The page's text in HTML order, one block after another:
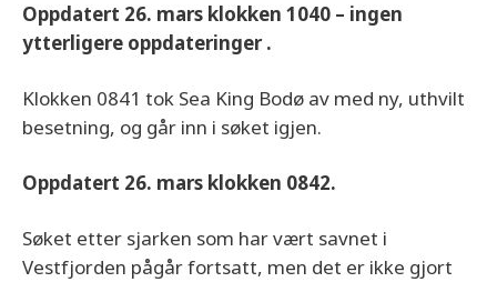
Oppdatert 26. mars klokken 1040 – ingen
ytterligere oppdateringer .
Klokken 0841 tok Sea King Bodø av med ny, uthvilt
besetning, og går inn i søket igjen.
Oppdatert 26. mars klokken 0842.
Søket etter sjarken som har vært savnet i
Vestfjorden pågår fortsatt, men det er ikke gjort